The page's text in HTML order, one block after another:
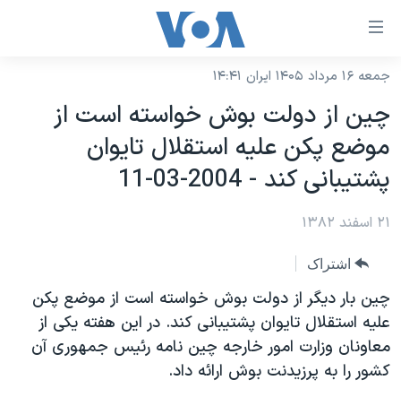
لینکهای
دسترسی
جهش
محتوای
اصلی
صفحه
جهش
به
جستجو
نسخه سبک وب‌سایت
موضوع ها
ایران
آمریکا
جهان
ورزشی
گزیده‌ها
ویژه برنامه‌ها
برنامه های تلویزیونی
جدول برنامه ها
صفحه‌های ویژه
جام جهانی ۲۰۲۶
عملیات خشم حماسی
۲۵۰سالگی آمریکا
فرکانس‌های صدای آمریکا
پخش رادیویی
یادگیری زبان انگلیسی
جمعه ۱۶ مرداد ۱۴۰۵ ایران ۱۴:۴۱
چين از دولت بوش خواسته است از
موضع پکن عليه استقلال تايوان
پشتيبانی کند - 2004-03-11
۲۱ اسفند ۱۳۸۲
اشتراک
چين بار ديگر از دولت بوش خواسته است از موضع پکن
عليه استقلال تايوان پشتيبانی کند. در اين هفته يکی از
معاونان وزارت امور خارجه چين نامه رئيس جمهوری آن
کشور را به پرزيدنت بوش ارائه داد.